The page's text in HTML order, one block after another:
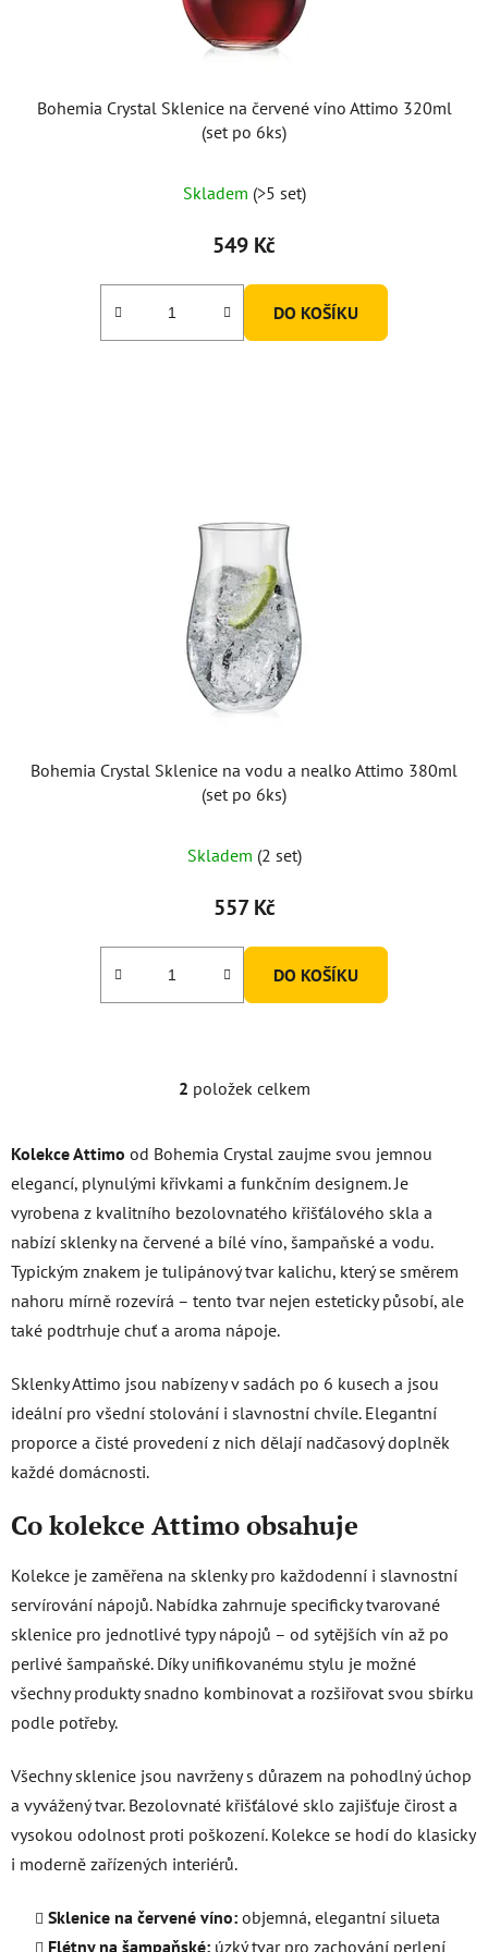
Bohemia Crystal Sklenice na červené víno Attimo 320ml
(set po 6ks)
Skladem (>5 set)
549 Kč
DO KOŠÍKU
Bohemia Crystal Sklenice na vodu a nealko Attimo 380ml
(set po 6ks)
Skladem (2 set)
557 Kč
DO KOŠÍKU
O
l
á
d
a
c
í
r
v
y
v
ý
p
u
2 položek celkem
Kolekce Attimo od Bohemia Crystal zaujme svou jemnou
elegancí, plynulými křivkami a funkčním designem. Je
vyrobena z kvalitního bezolovnatého křišťálového skla a
nabízí sklenky na červené a bílé víno, šampaňské a vodu.
Typickým znakem je tulipánový tvar kalichu, který se směrem
nahoru mírně rozevírá – tento tvar nejen esteticky působí, ale
také podtrhuje chuť a aroma nápoje.
Sklenky Attimo jsou nabízeny v sadách po 6 kusech a jsou
ideální pro všední stolování i slavnostní chvíle. Elegantní
proporce a čisté provedení z nich dělají nadčasový doplněk
každé domácnosti.
Co kolekce Attimo obsahuje
Kolekce je zaměřena na sklenky pro každodenní i slavnostní
servírování nápojů. Nabídka zahrnuje specificky tvarované
sklenice pro jednotlivé typy nápojů – od sytějších vín až po
perlivé šampaňské. Díky unifikovanému stylu je možné
všechny produkty snadno kombinovat a rozšiřovat svou sbírku
podle potřeby.
Všechny sklenice jsou navrženy s důrazem na pohodlný úchop
a vyvážený tvar. Bezolovnaté křišťálové sklo zajišťuje čirost a
vysokou odolnost proti poškození. Kolekce se hodí do klasicky
i moderně zařízených interiérů.
Sklenice na červené víno: objemná, elegantní silueta
Flétny na šampaňské: úzký tvar pro zachování perlení